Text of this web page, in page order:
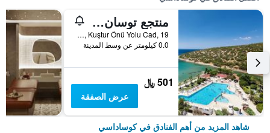
منتجع توسان بيتش - شامل كليًا
Bayraklıdede Mh, Kuştur Önü Yolu Cad, 19, كوساداسي, تركيا
0.0 كيلومتر عن وسط المدينة
501 ﷼
عرض الصفقة
شاهد المزيد من أهم الفنادق في كوساداسي